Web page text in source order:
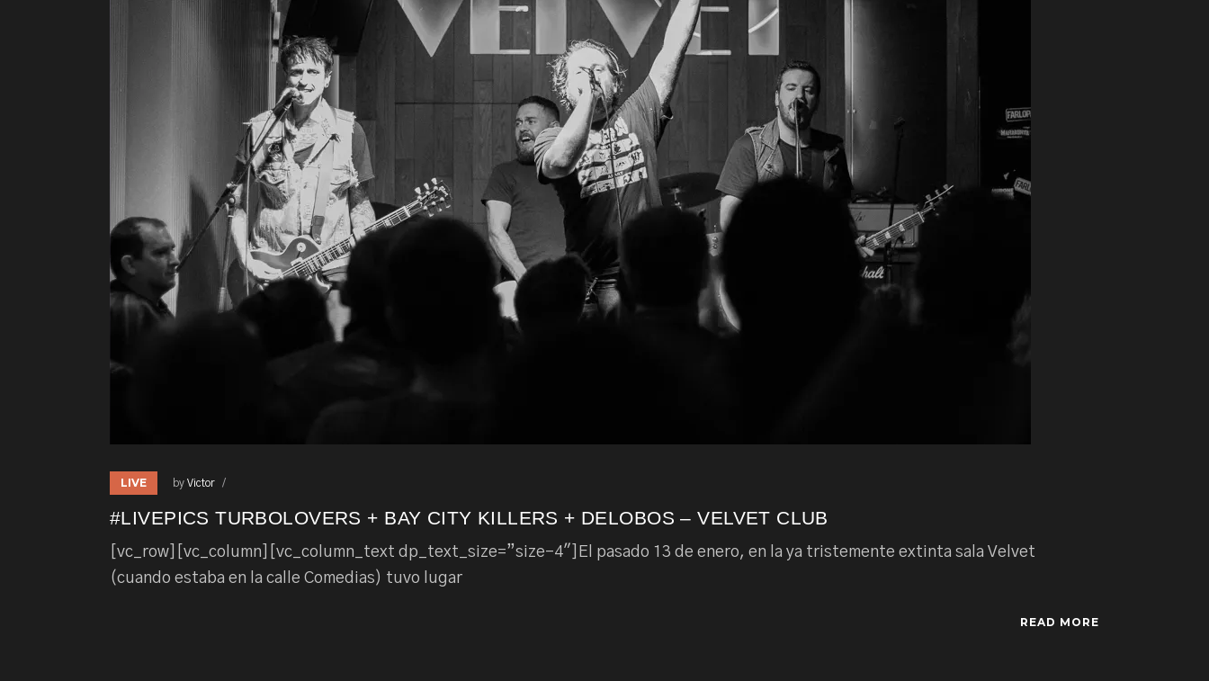
LIVE by Victor
#LIVEPICS TURBOLOVERS + BAY CITY KILLERS + DELOBOS – VELVET CLUB
[vc_row][vc_column][vc_column_text dp_text_size=”size-4″]El pasado 13 de enero, en la ya tristemente extinta sala Velvet
(cuando estaba en la calle Comedias) tuvo lugar
READ MORE